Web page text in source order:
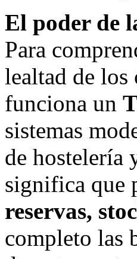
El poder de
Para
lealtad de los
funciona un
sistemas
de hostelería
significa que
reservas,
completo las